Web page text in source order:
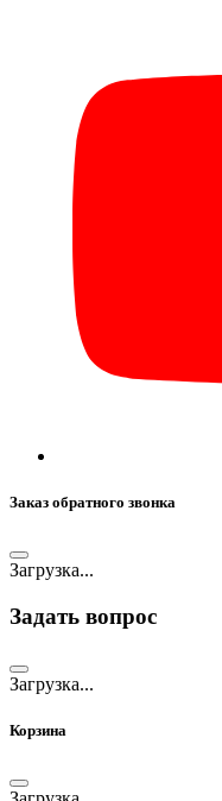
Заказ обратного звонка
Загрузка...
Задать вопрос
Загрузка...
Корзина